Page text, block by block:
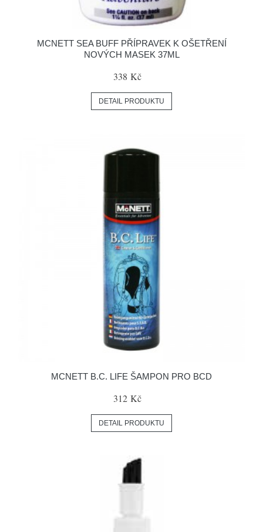
MCNETT SEA BUFF PŘÍPRAVEK K OŠETŘENÍ
NOVÝCH MASEK 37ML
338 Kč
DETAIL PRODUKTU
MCNETT B.C. LIFE ŠAMPON PRO BCD
312 Kč
DETAIL PRODUKTU